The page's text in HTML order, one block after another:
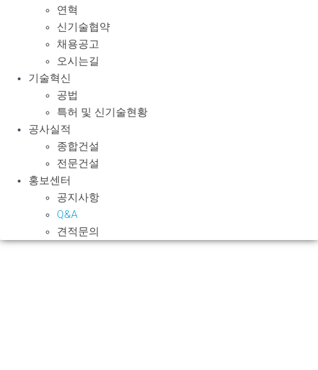
연혁
신기술협약
채용공고
오시는길
기술혁신
공법
특허 및 신기술현황
공사실적
종합건설
전문건설
홍보센터
공지사항
Q&A
견적문의